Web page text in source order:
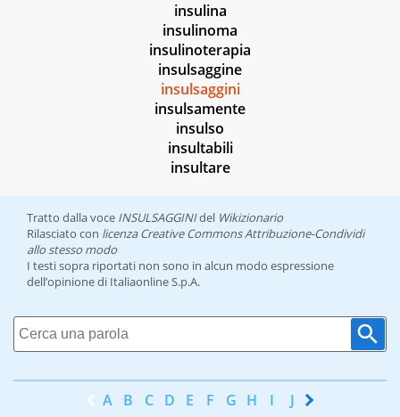
insulina
insulinoma
insulinoterapia
insulsaggine
insulsaggini
insulsamente
insulso
insultabili
insultare
Tratto dalla voce INSULSAGGINIdel Wikizionario
Rilasciato con licenza Creative Commons Attribuzione-Condividi
allo stesso modo
I testi sopra riportati non sono in alcun modo espressione
dell’opinione di Italiaonline S.p.A.
A B C D E F G H I J K